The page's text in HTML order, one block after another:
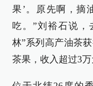
果’。原先啊，摘
吃。”刘裕石说，
林”系列高产油茶
茶果，收入超过3万